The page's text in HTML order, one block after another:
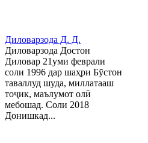
Диловарзода Д. Д.
Диловарзода Достон
Диловар 21уми феврали
соли 1996 дар шаҳри Бӯстон
таваллуд шуда, миллатааш
тоҷик, маълумот олӣ
мебошад. Соли 2018
Донишкад...